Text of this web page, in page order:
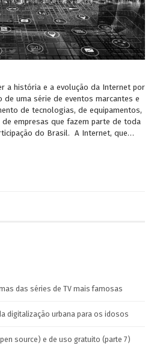
a história e a evolução da Internet por
uma série de eventos marcantes e
de tecnologias, de equipamentos,
empresas que fazem parte de toda
do Brasil. A Internet, que…
das séries de TV mais famosas
digitalização urbana para os idosos
source) e de uso gratuito (parte 7)